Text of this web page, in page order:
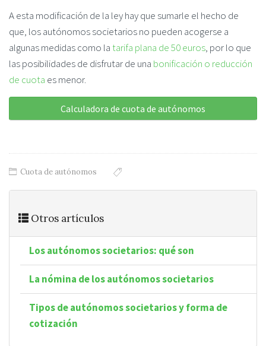
A esta modificación de la ley hay que sumarle el hecho de
que, los autónomos societarios no pueden acogerse a
algunas medidas como latarifa plana de 50 euros, por lo que
las posibilidades de disfrutar de una bonificación o reducción
de cuota es menor.
Calculadora de cuota de autónomos
Cuota de autónomos
Otros artículos
Los autónomos societarios: qué son
La nómina de los autónomos societarios
Tipos de autónomos societarios y forma de
cotización